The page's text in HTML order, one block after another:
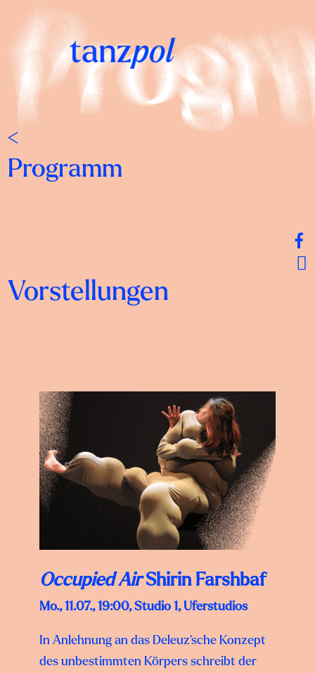
<
Programm
Vorstellungen
Occupied AirShirin Farshbaf
Mo., 11.07., 19:00, Studio 1, Uferstudios
In Anlehnung an das Deleuz’sche Konzept
des unbestimmten Körpers schreibt der